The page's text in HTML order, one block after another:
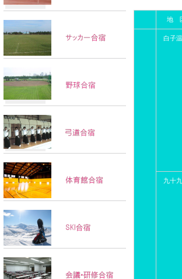
地
白子
九十